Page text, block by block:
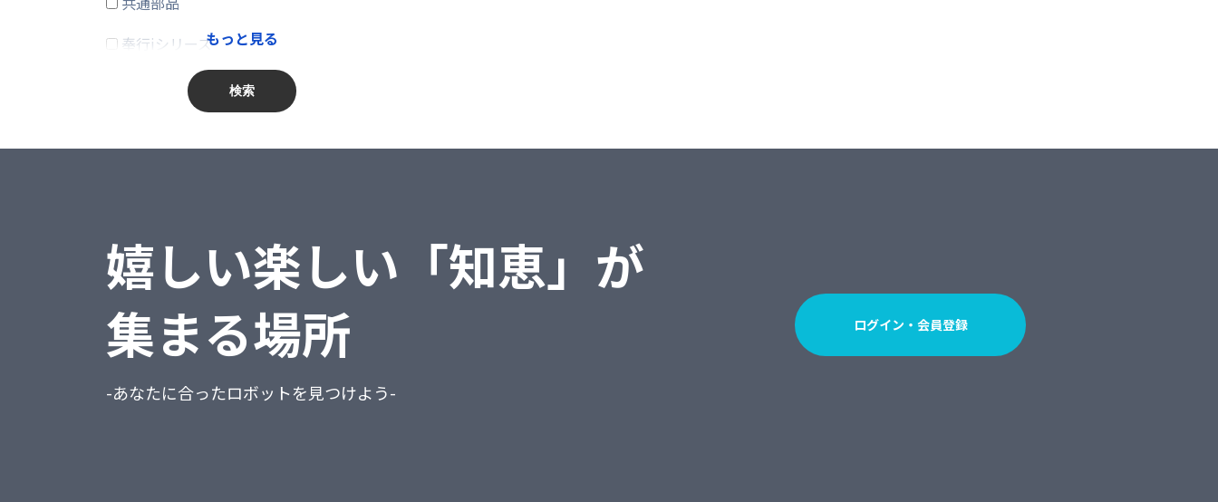
運輸業、郵便業
卸売業、小売業
金融業、保険業
生活関連サービス業・娯楽業
教育、学習支援業
医療、福祉
奉行iシリーズ
就業奉行
人事奉行
PCA商魂DX
もっと見る
検索
嬉しい楽しい「知恵」が
集まる場所
-あなたに合ったロボットを見つけよう-
ログイン・会員登録